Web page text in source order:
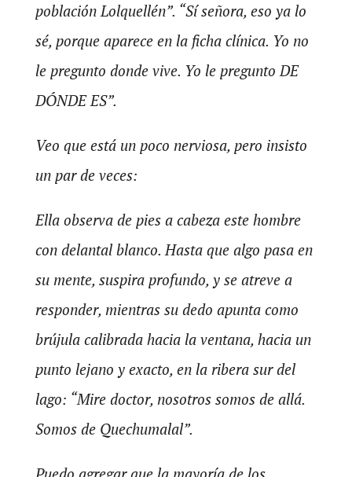
población Lolquellén”. “Sí señora, eso ya lo
sé, porque aparece en la ficha clínica. Yo no
le pregunto donde vive. Yo le pregunto DE
DÓNDE ES”.
Veo que está un poco nerviosa, pero insisto
un par de veces:
Ella observa de pies a cabeza este hombre
con delantal blanco. Hasta que algo pasa en
su mente, suspira profundo, y se atreve a
responder, mientras su dedo apunta como
brújula calibrada hacia la ventana, hacia un
punto lejano y exacto, en la ribera sur del
lago: “Mire doctor, nosotros somos de allá.
Somos de Quechumalal”.